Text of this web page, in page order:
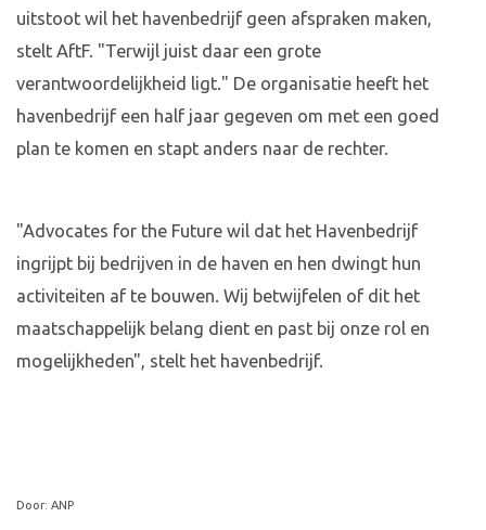
uitstoot wil het havenbedrijf geen afspraken maken,
stelt AftF. "Terwijl juist daar een grote
verantwoordelijkheid ligt." De organisatie heeft het
havenbedrijf een half jaar gegeven om met een goed
plan te komen en stapt anders naar de rechter.
"Advocates for the Future wil dat het Havenbedrijf
ingrijpt bij bedrijven in de haven en hen dwingt hun
activiteiten af te bouwen. Wij betwijfelen of dit het
maatschappelijk belang dient en past bij onze rol en
mogelijkheden", stelt het havenbedrijf.
Door: ANP